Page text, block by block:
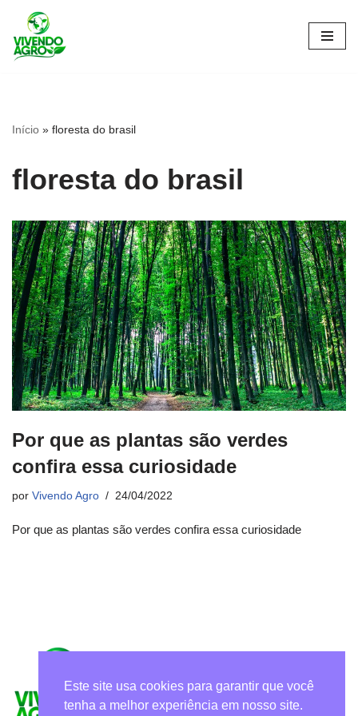
Pular
para
Início » floresta do brasil
floresta do brasil
Por que as plantas são verdes
confira essa curiosidade
por Vivendo Agro 24/04/2022
Por que as plantas são verdes confira essa curiosidade
Este site usa cookies para garantir que você
tenha a melhor experiência em nosso site.